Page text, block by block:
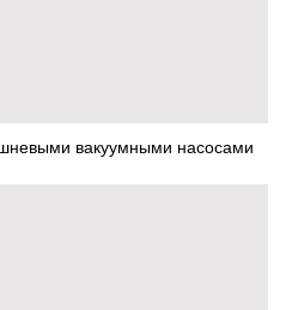
вакуумными насосами